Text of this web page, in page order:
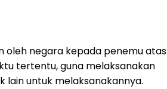
oleh negara kepada penemu atas
tertentu, guna melaksanakan
lain untuk melaksanakannya.